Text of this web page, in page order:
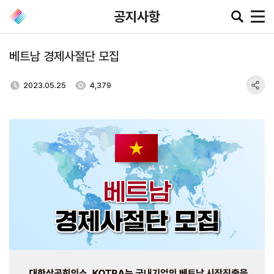
공지사항
공지·뉴스
협회소
공지사항
보도자료
포토뉴스
입찰공고
무역동
향
무역뉴스
뉴스레터
해외시장뉴스
해외시장동향
유관기관소식
환율/
원자재
동향
환율종합
환율뉴스
원자재
시장
정보
KITA
TV
베트남 경제사절단 모집
2023.05.25 4,379